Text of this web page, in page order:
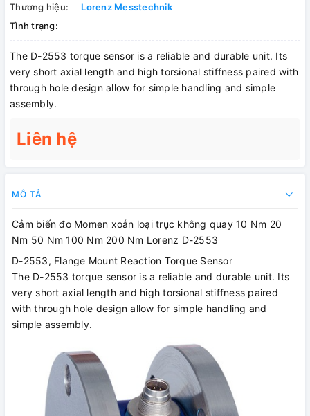
Thương hiệu:
Lorenz Messtechnik
Tình trạng:
The D-2553 torque sensor is a reliable and durable unit. Its
very short axial length and high torsional stiffness paired with
through hole design allow for simple handling and simple
assembly.
Liên hệ
MÔ TẢ
Cảm biến đo Momen xoắn loại trục không quay 10 Nm 20
Nm 50 Nm 100 Nm 200 Nm Lorenz D-2553
D-2553, Flange Mount Reaction Torque Sensor
The D-2553 torque sensor is a reliable and durable unit. Its
very short axial length and high torsional stiffness paired
with through hole design allow for simple handling and
simple assembly.